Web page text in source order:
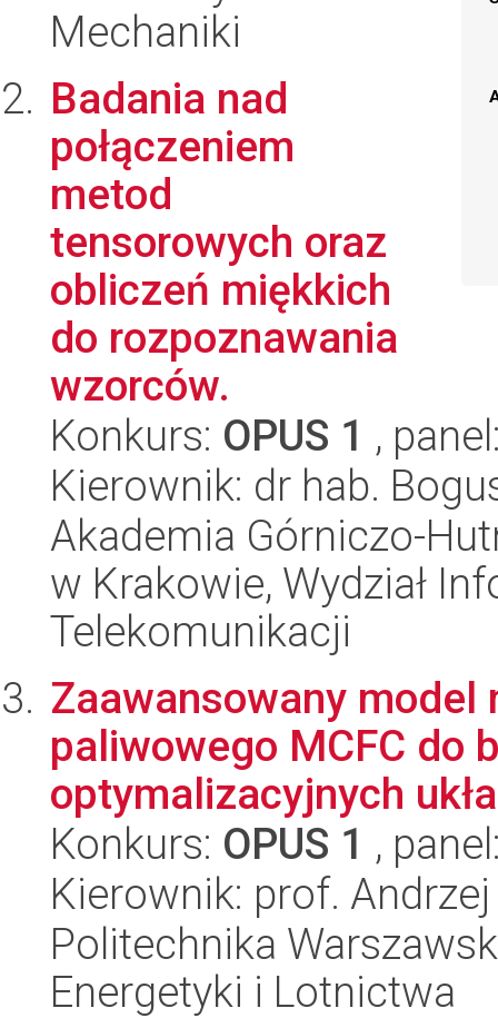
Mechaniki
Badania nad
połączeniem
metod
tensorowych oraz
obliczeń miękkich
do rozpoznawania
wzorców.
Konkurs: OPUS 1 ,
Kierownik: dr hab.
Akademia Górniczo-
w Krakowie, Wydział
Telekomunikacji
Zaawansowany
paliwowego MCFC do
optymalizacyjnych
Konkurs: OPUS 1 ,
Kierownik: prof.
Politechnika
Energetyki i Lotnictwa